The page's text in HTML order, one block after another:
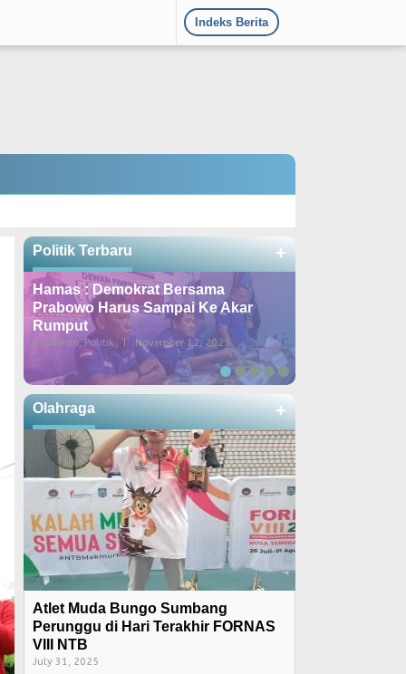
Indeks Berita
Politik Terbaru +
Hamas : Demokrat Bersama
Prabowo Harus Sampai Ke Akar
Rumput
In Daerah, Politik | November 12, 2025
Olahraga +
Atlet Muda Bungo Sumbang
Perunggu di Hari Terakhir FORNAS
VIII NTB
July 31, 2025